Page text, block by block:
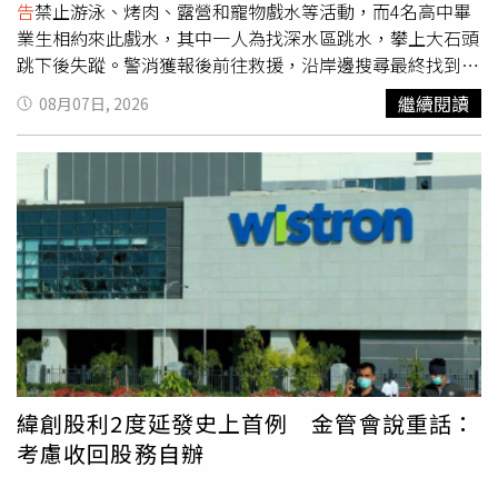
通訊工具，就能快速取得公開房市資訊，而不必經過繁瑣的
註冊程序。實價雷達推LINE查詢工具，民眾看房查實價登
錄免留個資。（圖片提供／實價雷達）張紘甡指出，資訊透
明已成為房市發展的重要方向，數位工具若能兼顧便利性與
個人資料保護，有助於提升民眾自主查詢意願，也讓消費者
在蒐集資訊階段能擁有更多主導權。他表示，平台設計以提
供公開資訊查詢工具為定位，不涉及仲介媒合服務，希望協
助民眾建立更完整的房屋資訊參考。觀察近年消費者使用習
慣，LINE已成為民眾最常使用的通訊工具之一，不少生活
服務也逐漸整合至 LINE 平台，降低下載多個 App 的需求。
市場人士認為，若房屋資訊查詢工具能結合民眾熟悉的使用
介面，並兼顧個資保護與資訊透明，將有機會成為賞屋及購
屋流程中的輔助工具之一。實價雷達表示，未來將持續依據
政府公開資料更新查詢內容，協助使用者掌握房屋實價登錄
資訊及相關公開環境圖資，讓民眾在購屋前能取得更多公開
資訊作為參考。更多相關資訊可搜尋「實價雷達」官方網站
。
告禁止游泳、烤肉、露營和寵物戲水等活動，而4名高中畢
業生相約來此戲水，其中一人為找深水區跳水，攀上大石頭
跳下後失蹤。警消獲報後前往救援，沿岸邊搜尋最終找到溺
水男子，但他當下已無生命跡象，救護人員緊急施以CPR救
治，並緊急將他送往三峽恩主公醫院救治，確切案發過程還
待調查。
08月07日, 2026 繼續閱讀
緯創股利2度延發史上首例 金管會說重話：
考慮收回股務自辦